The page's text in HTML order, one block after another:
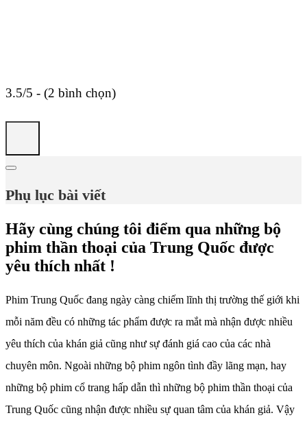
3.5/5 - (2 bình chọn)
Phụ lục bài viết
Hãy cùng chúng tôi điểm qua những bộ
phim thần thoại của Trung Quốc được
yêu thích nhất !
Phim Trung Quốc đang ngày càng chiếm lĩnh thị trường thế giới khi
mỗi năm đều có những tác phẩm được ra mắt mà nhận được nhiều
yêu thích của khán giả cũng như sự đánh giá cao của các nhà
chuyên môn. Ngoài những bộ phim ngôn tình đầy lãng mạn, hay
những bộ phim cổ trang hấp dẫn thì những bộ phim thần thoại của
Trung Quốc cũng nhận được nhiều sự quan tâm của khán giả. Vậy